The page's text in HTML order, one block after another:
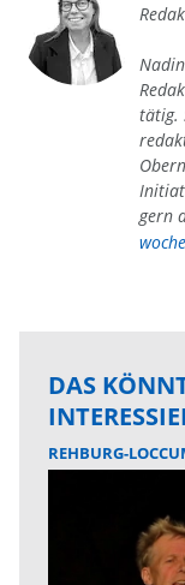
tätig.
gern
DAS
REHBURG-